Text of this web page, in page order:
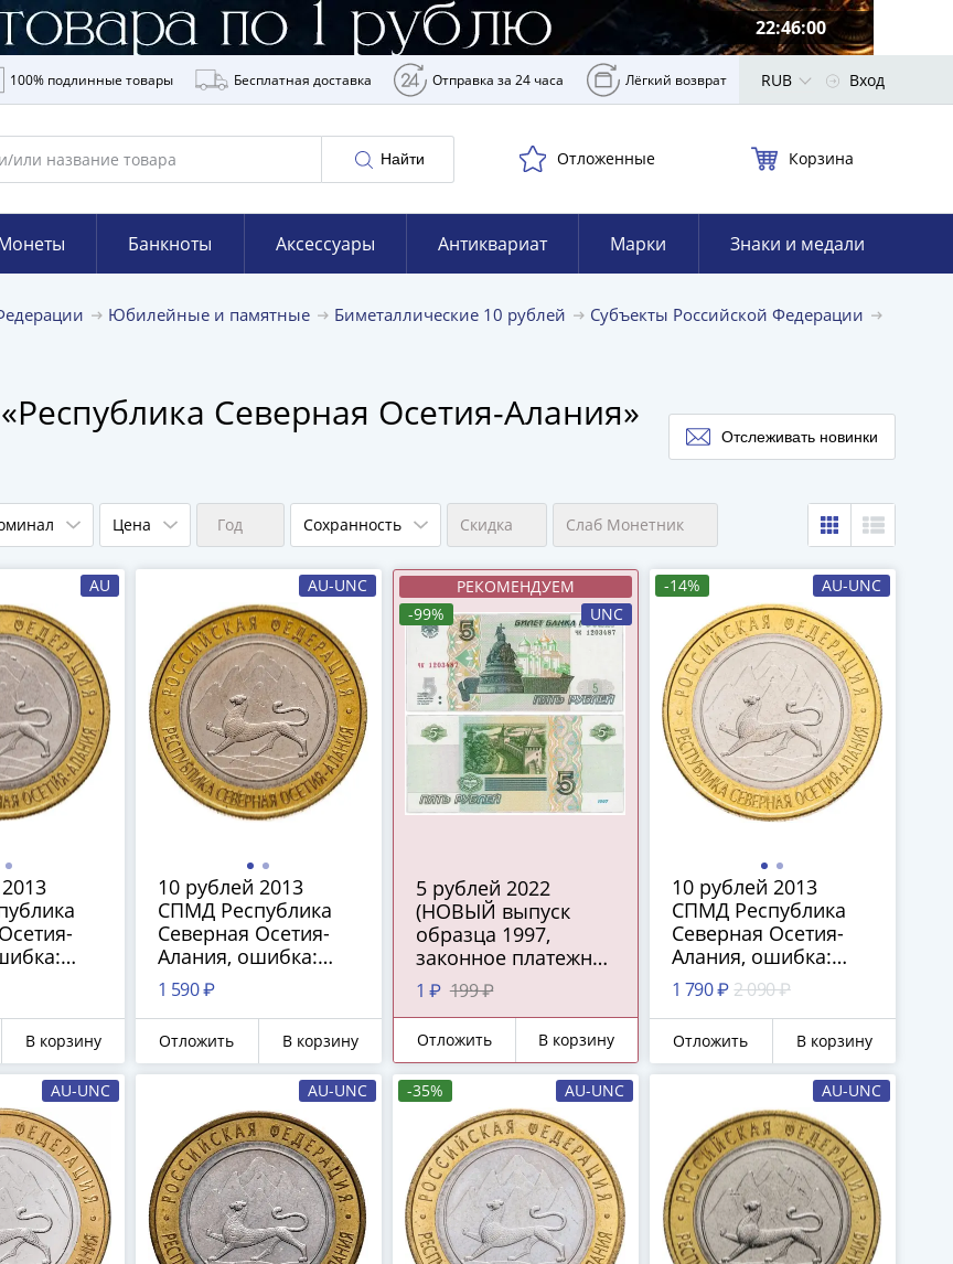
22:45:59
100% подлинные товары Бесплатная доставка Отправка за 24 часа Лёгкий возврат RUB Вход
Найти Отложенные Корзина
Банкноты Аксессуары Антиквариат Марки Знаки и медали
Юбилейные и памятные Биметаллические 10 рублей
Субъекты Российской Федерации
Северная Осетия-Алания»
Отслеживать новинки
Цена Год Сохранность Скидка Слаб Монетник
AU
-
В корзину
AU-UNC
10 рублей 2013
СПМД Республика
Северная Осетия-
Алания, ошибка:
"гурт 180 рифлений
(Сочи)", Брак -
"Антилавина"
1 590 ₽
Отложить В корзину
РЕКОМЕНДУЕМ
-99%
UNC
5 рублей 2022
(НОВЫЙ выпуск
образца 1997,
законное платежное
средство ЦБ РФ)
ПРЕСС
1 ₽ 199 ₽
Отложить В корзину
-14% AU-UNC
10 рублей 2013
СПМД Республика
Северная Осетия-
Алания, ошибка:
"гурт 180 рифлений
(Сочи)", Брак -
"Антилавина"
1 790 ₽ 2 090 ₽
Отложить В корзину
AU-UNC AU-UNC -35% AU-UNC AU-UNC